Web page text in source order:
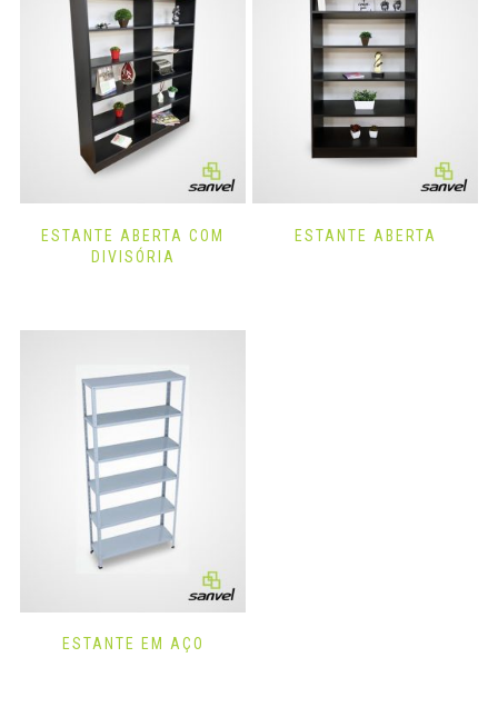
ESTANTE ABERTA COM
DIVISÓRIA
ESTANTE ABERTA
ESTANTE EM AÇO